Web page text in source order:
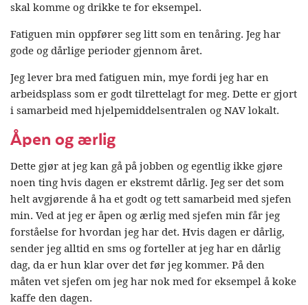
skal komme og drikke te for eksempel.
Fatiguen min oppfører seg litt som en tenåring. Jeg har
gode og dårlige perioder gjennom året.
Jeg lever bra med fatiguen min, mye fordi jeg har en
arbeidsplass som er godt tilrettelagt for meg. Dette er gjort
i samarbeid med hjelpemiddelsentralen og NAV lokalt.
Åpen og ærlig
Dette gjør at jeg kan gå på jobben og egentlig ikke gjøre
noen ting hvis dagen er ekstremt dårlig. Jeg ser det som
helt avgjørende å ha et godt og tett samarbeid med sjefen
min. Ved at jeg er åpen og ærlig med sjefen min får jeg
forståelse for hvordan jeg har det. Hvis dagen er dårlig,
sender jeg alltid en sms og forteller at jeg har en dårlig
dag, da er hun klar over det før jeg kommer. På den
måten vet sjefen om jeg har nok med for eksempel å koke
kaffe den dagen.